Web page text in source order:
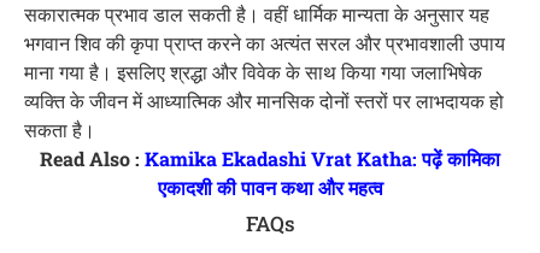
सकारात्मक प्रभाव डाल सकती है। वहीं धार्मिक मान्यता के अनुसार यह
भगवान शिव की कृपा प्राप्त करने का अत्यंत सरल और प्रभावशाली उपाय
माना गया है। इसलिए श्रद्धा और विवेक के साथ किया गया जलाभिषेक
व्यक्ति के जीवन में आध्यात्मिक और मानसिक दोनों स्तरों पर लाभदायक हो
सकता है।
Read Also : Kamika Ekadashi Vrat Katha: पढ़ें कामिका
एकादशी की पावन कथा और महत्व
FAQs